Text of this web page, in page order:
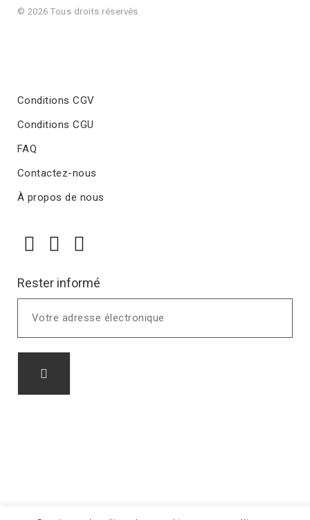
© 2026 Tous droits réservés
Conditions CGV
Conditions CGU
FAQ
Contactez-nous
À propos de nous
Rester informé